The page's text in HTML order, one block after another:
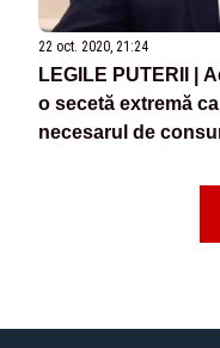
22 oct. 2020, 21:24
LEGILE PUTERII |
o secetă extremă
necesarul de